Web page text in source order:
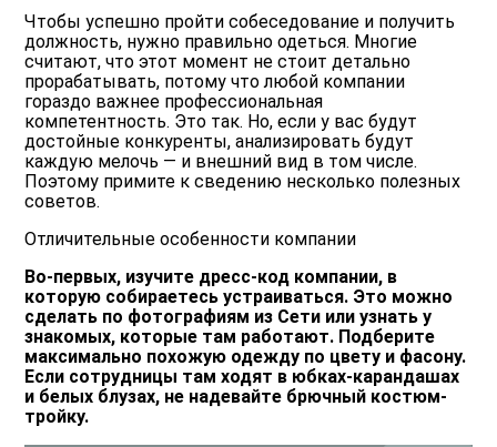
Чтобы успешно пройти собеседование и получить
должность, нужно правильно одеться. Многие
считают, что этот момент не стоит детально
прорабатывать, потому что любой компании
гораздо важнее профессиональная
компетентность. Это так. Но, если у вас будут
достойные конкуренты, анализировать будут
каждую мелочь — и внешний вид в том числе.
Поэтому примите к сведению несколько полезных
советов.
Отличительные особенности компании
Во-первых, изучите дресс-код компании, в
которую собираетесь устраиваться. Это можно
сделать по фотографиям из Сети или узнать у
знакомых, которые там работают. Подберите
максимально похожую одежду по цвету и фасону.
Если сотрудницы там ходят в юбках-карандашах
и белых блузах, не надевайте брючный костюм-
тройку.